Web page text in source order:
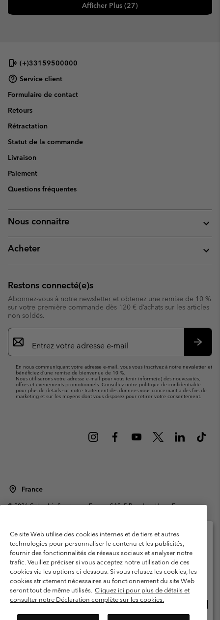
Afficher Plus (27)
(+)33159500000
Service client
Formulaire de contact
Retours
Rétractation
Statut de la commande
Livraison
Paiement
Questions fréquentes
Nous connaitre
Acheter
Restons connecté(e)s
Abonnez-vous à notre newsletter et obtenez une remise de 10 %
sur votre première commande dès 120 € d’achats sur les articles
non soldés.
Inscription
par
e-
En nous communiquant votre adresse e-mail, vous vous inscrivez à notre newsletter et
bénéficiez d’une remise de bienvenue de 10 %.
Nous utiliserons votre adresse e-mail pour vous tenir informé(e) des nouveautés,
offres et événements promotionnels. Consultez notre politique de confidentialité
pour plus de détails sur notre traitement des données vous concernant à des fins de
marketing et sur les moyens dont vous disposez pour retirer votre consentement.
France
©2026Columbia Sportswear Europe SAS. 5 Rue de la Haye, Espace
Garanties Légales
Politique de confidentialité
Conditions d'utilisation - Membres
Conditions D'utilisation - Contenu généré par l'utilisateur
Impressum
Cookies
Public CBCR
Ce site Web utilise des cookies internes et de tiers et autres
technologies pour personnaliser le contenu et les publicités,
fournir des fonctionnalités de réseaux sociaux et analyser notre
trafic. Veuillez préciser si vous acceptez notre utilisation de ces
cookies via les options ci-dessous. Si vous refusez les cookies, les
cookies strictement nécessaires au fonctionnement du site Web
seront tout de même utilisés. Cliquez ici pour plus de détails et
consulter notre Déclaration complète sur les cookies.
Veuillez sélectionner votre pays d’expédition et
votre langue
Achats en ligne disponibles
United States